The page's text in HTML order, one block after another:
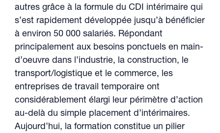
autres grâce à la formule du CDI intérimaire qui
s’est rapidement développée jusqu’à bénéficier
à environ 50 000 salariés. Répondant
principalement aux besoins ponctuels en main-
d’oeuvre dans l’industrie, la construction, le
transport/logistique et le commerce, les
entreprises de travail temporaire ont
considérablement élargi leur périmètre d’action
au-delà du simple placement d’intérimaires.
Aujourd’hui, la formation constitue un pilier